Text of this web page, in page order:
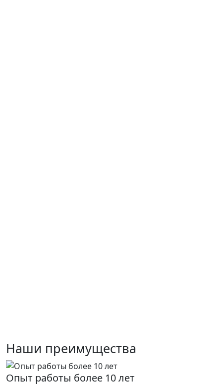
Наши преимущества
Опыт работы более 10 лет